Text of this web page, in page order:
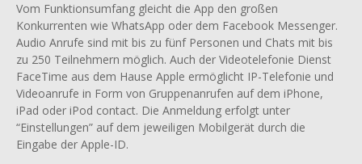
Vom Funktionsumfang gleicht die App den großen
Konkurrenten wie WhatsApp oder dem Facebook Messenger.
Audio Anrufe sind mit bis zu fünf Personen und Chats mit bis
zu 250 Teilnehmern möglich. Auch der Videotelefonie Dienst
FaceTime aus dem Hause Apple ermöglicht IP-Telefonie und
Videoanrufe in Form von Gruppenanrufen auf dem iPhone,
iPad oder iPod contact. Die Anmeldung erfolgt unter
“Einstellungen” auf dem jeweiligen Mobilgerät durch die
Eingabe der Apple-ID.